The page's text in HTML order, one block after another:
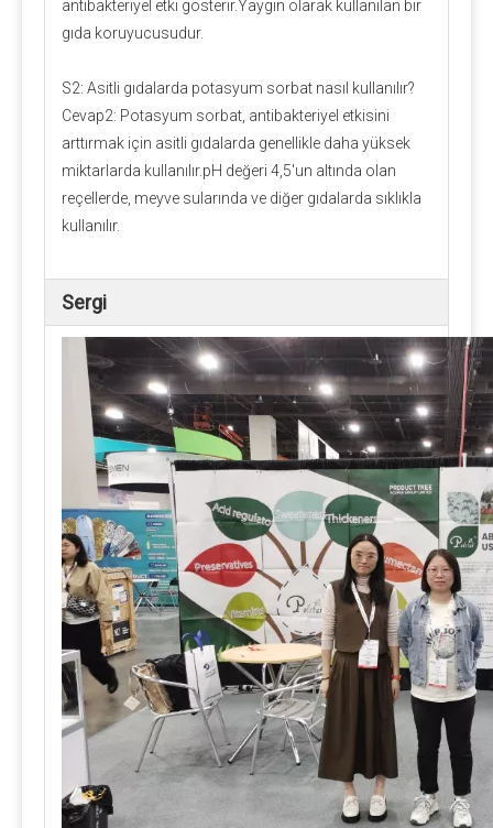
antibakteriyel etki gösterir.Yaygın olarak kullanılan bir
gıda koruyucusudur.
S2: Asitli gıdalarda potasyum sorbat nasıl kullanılır?
Cevap2: Potasyum sorbat, antibakteriyel etkisini
arttırmak için asitli gıdalarda genellikle daha yüksek
miktarlarda kullanılır.pH değeri 4,5'un altında olan
reçellerde, meyve sularında ve diğer gıdalarda sıklıkla
kullanılır.
Sergi